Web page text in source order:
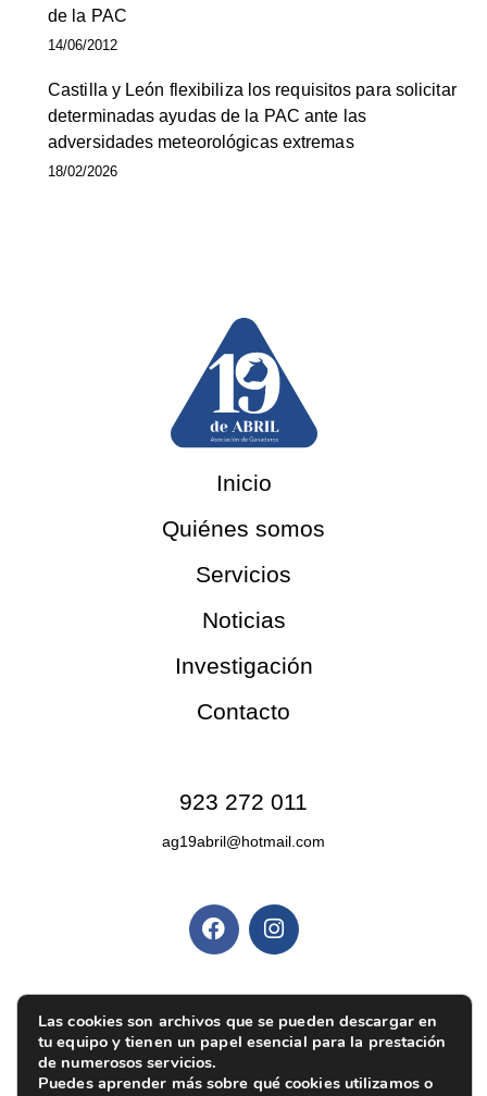
de la PAC
14/06/2012
Castilla y León flexibiliza los requisitos para solicitar
determinadas ayudas de la PAC ante las
adversidades meteorológicas extremas
18/02/2026
Inicio
Quiénes somos
Servicios
Noticias
Investigación
Contacto
923 272 011
ag19abril@hotmail.com
Política de privacidad|Aviso legal|Política de
cookies |Ajustes de cookies
Las cookies son archivos que se pueden descargar en
tu equipo y tienen un papel esencial para la prestación
de numerosos servicios.
Puedes aprender más sobre qué cookies utilizamos o